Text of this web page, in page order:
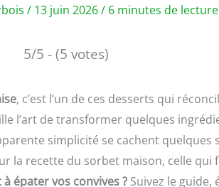
/ 13 juin 2026/ 6 minutes de lecture
5/5 - (5 votes)
, c’est l’un de ces desserts qui
l’art de transformer quelques
simplicité se cachent quelques
la recette du sorbet maison, celle
à épater vos convives ? Suivez le guide,